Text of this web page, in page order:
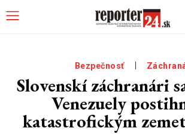
Bezpečnosť
Slovenskí záchranári
Venezuely
katastrofickým